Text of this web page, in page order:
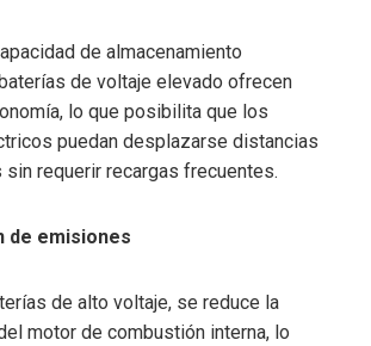
de almacenamiento
de voltaje elevado ofrecen
lo que posibilita que los
puedan desplazarse distancias
requerir recargas frecuentes.
de emisiones
de alto voltaje, se reduce la
motor de combustión interna, lo